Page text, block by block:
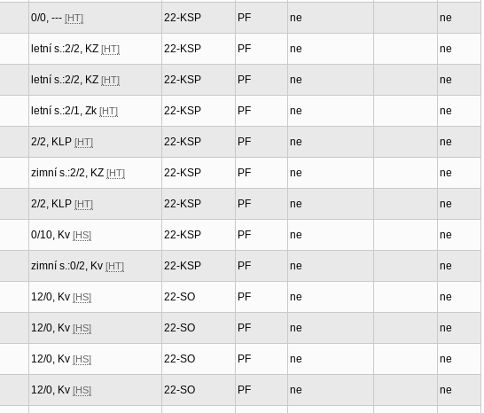
0/0, --- [HT] 22-KSP PF ne ne
letní s.:2/2, KZ [HT] 22-KSP PF ne ne
letní s.:2/2, KZ [HT] 22-KSP PF ne ne
letní s.:2/1, Zk [HT] 22-KSP PF ne ne
2/2, KLP [HT] 22-KSP PF ne ne
zimní s.:2/2, KZ [HT] 22-KSP PF ne ne
2/2, KLP [HT] 22-KSP PF ne ne
0/10, Kv [HS] 22-KSP PF ne ne
zimní s.:0/2, Kv [HT] 22-KSP PF ne ne
12/0, Kv [HS] 22-SO PF ne ne
12/0, Kv [HS] 22-SO PF ne ne
12/0, Kv [HS] 22-SO PF ne ne
12/0, Kv [HS] 22-SO PF ne ne